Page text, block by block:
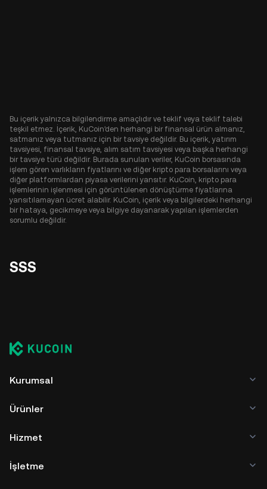
Bu içerik yalnızca bilgilendirme amaçlıdır ve teklif veya teklif talebi
teşkil etmez. İçerik, KuCoin'den herhangi bir finansal ürün almanız,
satmanız veya tutmanız için bir tavsiye değildir. Bu içerik, yatırım
tavsiyesi, finansal tavsiye, alım satım tavsiyesi veya başka herhangi
bir tavsiye türü değildir. Burada sunulan veriler, KuCoin borsasında
işlem gören varlıkların fiyatlarını ve diğer kripto para borsalarını veya
diğer platformlardan piyasa verilerini yansıtır. KuCoin, kripto para
işlemlerinin işlenmesi için görüntülenen dönüştürme fiyatlarına
yansıtılamayan ücret alabilir. KuCoin, içerik veya bilgilerdeki herhangi
bir hataya, gecikmeye veya bilgiye dayanarak yapılan işlemlerden
sorumlu değildir.
SSS
Kurumsal
Ürünler
Hizmet
İşletme